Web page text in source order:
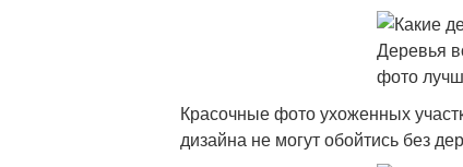
Красочные фото ухоженных
дизайна не могут обойтись без